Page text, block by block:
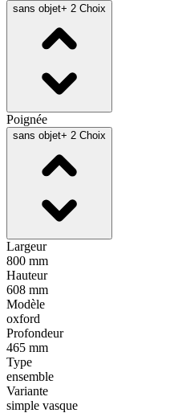
sans objet+ 2 Choix
Poignée
sans objet+ 2 Choix
Largeur
800 mm
Hauteur
608 mm
Modèle
oxford
Profondeur
465 mm
Type
ensemble
Variante
simple vasque